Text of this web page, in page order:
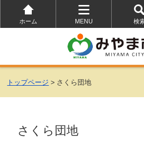
ホーム
MENU
を
開
く
検
トップページ > さくら団地
さくら団地